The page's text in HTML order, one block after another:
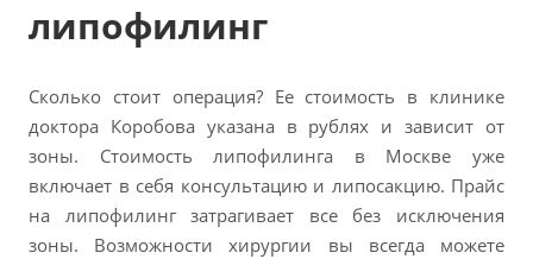
липофилинг
Сколько стоит операция? Ее стоимость в клинике
доктора Коробова указана в рублях и зависит от
зоны. Стоимость липофилинга в Москве уже
включает в себя консультацию и липосакцию. Прайс
на липофилинг затрагивает все без исключения
зоны. Возможности хирургии вы всегда можете